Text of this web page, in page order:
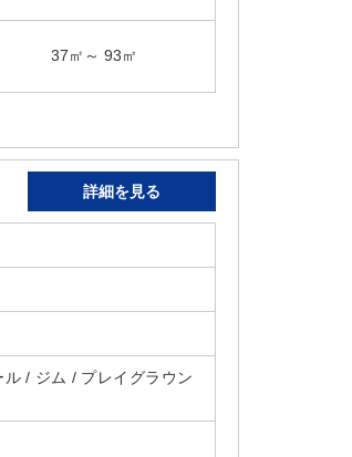
37㎡～ 93㎡
詳細を見る
/ ジム / プレイグラウン